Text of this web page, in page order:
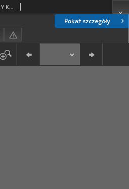
Pokaż szczegóły
Prawa Z Statutu W. X. Litewskiego Y Konstytucyi, Dla Wygody Pilnuiących Z Urzędu Albo Potrzeby Sądów Y Dla Innych Obywatelów Koronnych Y Litewskich Wiadomości porządnie podług alfabetu zebrane [...]